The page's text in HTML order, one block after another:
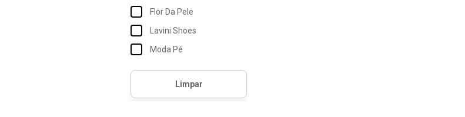
Flor Da Pele
Lavini Shoes
Moda Pé
Monte Shoes
Via Angel